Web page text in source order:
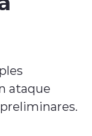
ataque